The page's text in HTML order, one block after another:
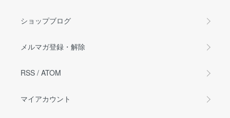
ショップブログ
メルマガ登録・解除
RSS / ATOM
マイアカウント